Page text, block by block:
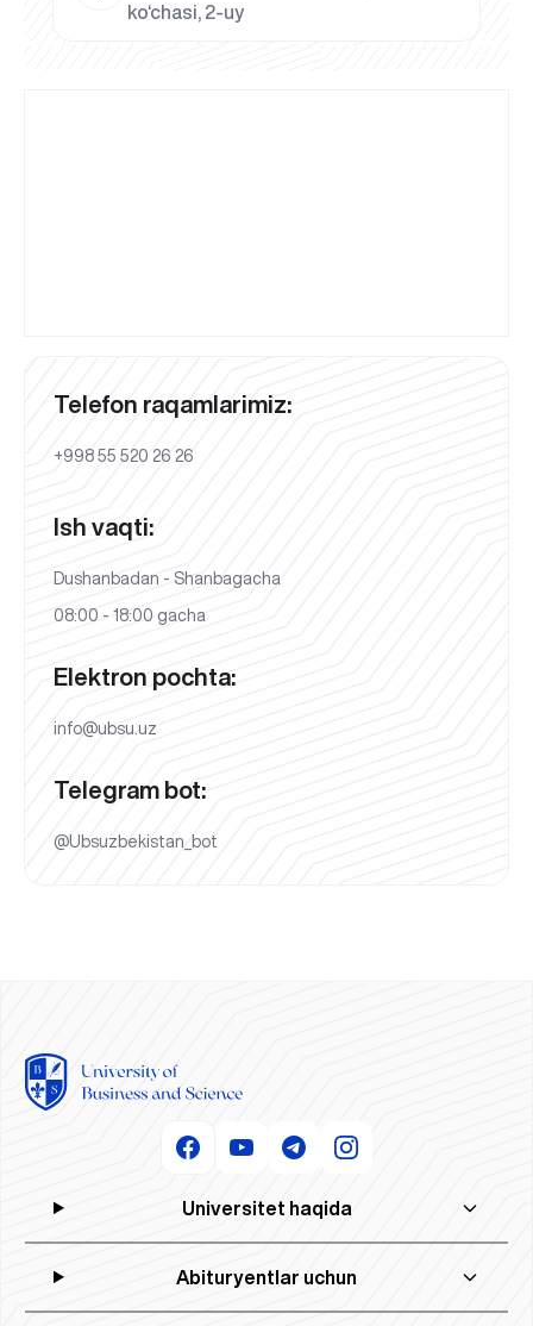
ko‘chasi, 2-uy
Telefon raqamlarimiz:
+998 55 520 26 26
Ish vaqti:
Dushanbadan - Shanbagacha
08:00 - 18:00 gacha
Elektron pochta:
info@ubsu.uz
Telegram bot:
@Ubsuzbekistan_bot
Universitet haqida
Abituryentlar uchun